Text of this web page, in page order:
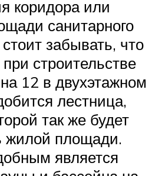
коридора или
санитарного
забывать, что
строительстве
12 в двухэтажном
лестница,
так же будет
жилой площади.
является